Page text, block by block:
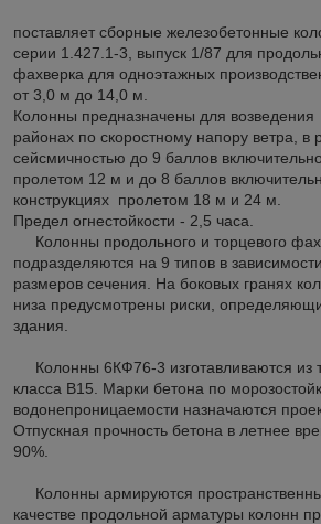
поставляет сборные железобетонные
серии 1.427.1-3, выпуск 1/87 для
фахверка для одноэтажных
от 3,0 м до 14,0 м.
Колонны предназначены для возведения
районах по скоростному напору ветра, в
сейсмичностью до 9 баллов
пролетом 12 м и до 8 баллов
конструкциях пролетом 18 м и 24 м.
Предел огнестойкости - 2,5 часа.
Колонны продольного и торцевого
подразделяются на 9 типов в
размеров сечения. На боковых гранях
низа предусмотрены риски,
здания.
Колонны 6КФ76-3 изготавливаются из
класса В15. Марки бетона по
водонепроницаемости назначаются
Отпускная прочность бетона в летнее
90%.
Колонны армируются
качестве продольной арматуры колонн